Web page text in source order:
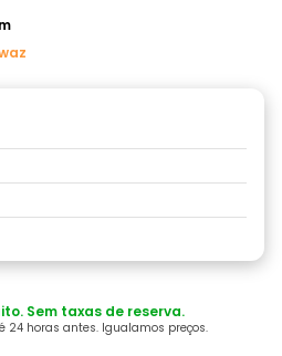
Sem taxas de reserva.
24 horas antes. Igualamos preços.